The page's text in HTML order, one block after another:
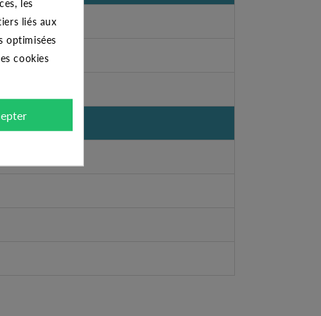
liés aux
optimisées
cookies